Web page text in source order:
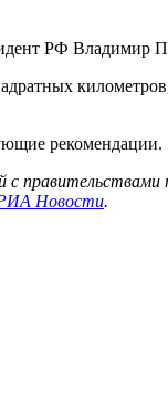
РФ Владимир
рекомендации.
Новости.